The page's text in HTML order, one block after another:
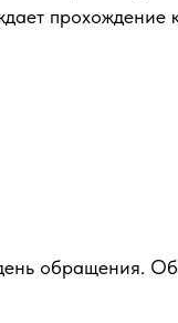
прохождение
обращения.